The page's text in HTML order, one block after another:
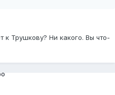
к Трушкову? Ни какого. Вы что-